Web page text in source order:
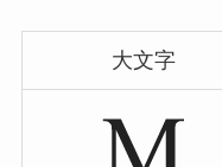
大文字